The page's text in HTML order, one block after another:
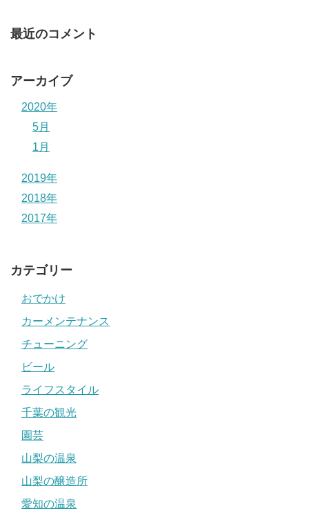
最近のコメント
アーカイブ
2020年
5月
1月
2019年
2018年
2017年
カテゴリー
おでかけ
カーメンテナンス
チューニング
ビール
ライフスタイル
千葉の観光
園芸
山梨の温泉
山梨の醸造所
愛知の温泉